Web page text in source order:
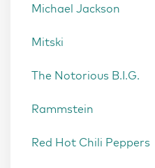
Michael Jackson
Mitski
The Notorious B.I.G.
Rammstein
Red Hot Chili Peppers